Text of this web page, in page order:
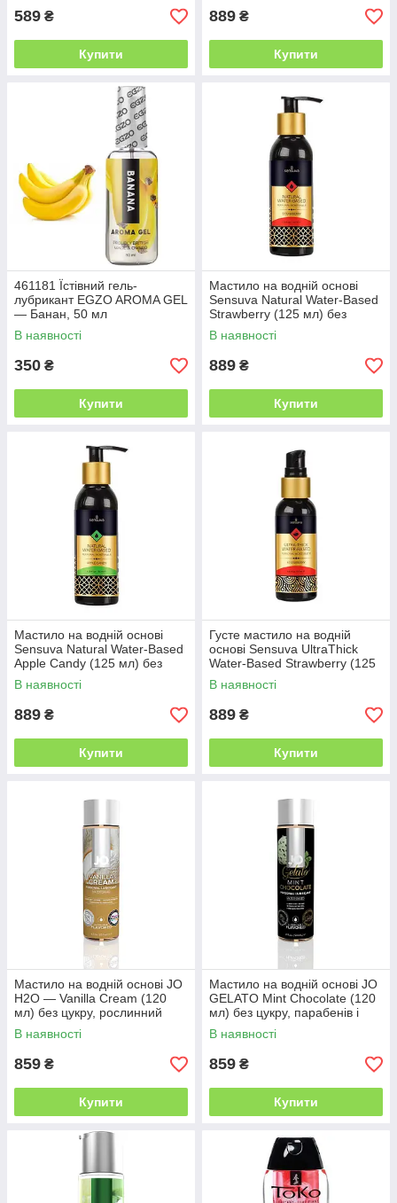
589 ₴
Купити
889 ₴
Купити
461181 Їстівний гель-
лубрикант EGZO AROMA GEL
— Банан, 50 мл
В наявності
350 ₴
Купити
Мастило на водній основі
Sensuva Natural Water-Based
Strawberry (125 мл) без
гліцерину та парабенів
В наявності
889 ₴
Купити
Мастило на водній основі
Sensuva Natural Water-Based
Apple Candy (125 мл) без
гліцерину та парабенів
В наявності
889 ₴
Купити
Густе мастило на водній
основі Sensuva UltraThick
Water-Based Strawberry (125
мл) без парабенів
В наявності
889 ₴
Купити
Мастило на водній основі JO
H2O — Vanilla Cream (120
мл) без цукру, рослинний
гліцерин
В наявності
859 ₴
Купити
Мастило на водній основі JO
GELATO Mint Chocolate (120
мл) без цукру, парабенів і
гліколю
В наявності
859 ₴
Купити